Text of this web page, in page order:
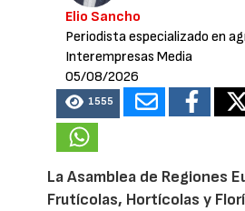
Elio Sancho
Periodista especializado en
Interempresas Media
05/08/2026
1555
La Asamblea de Regiones
Frutícolas, Hortícolas y